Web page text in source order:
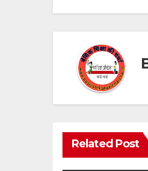
p
p
m
Related Post